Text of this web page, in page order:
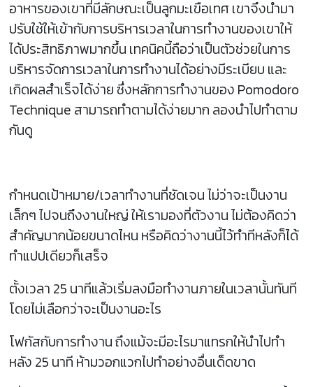
อาหารของเขาที่มีลักษณะเป็นลูกมะเขือเทศ เขาจึงนำมา
ปรับใช้ให้เข้ากับการบริหารเวลาในการทำงานของเขาให้
ได้ประสิทธิภาพมากขึ้น เทคนิคนี้ถือว่าเป็นตัวช่วยในการ
บริหารจัดการเวลาในการทำงานได้อย่างมีระเบียบ และ
เกิดผลสำเร็จได้ง่าย ซึ่งหลักการทำงานของ Pomodoro
Technique สามารถทำตามได้ง่ายมาก ลองนำไปทำตาม
กันดู
กำหนดเป้าหมาย/เวลาทำงานที่ชัดเจน ไม่ว่าจะเป็นงาน
เล็กๆ ไปจนถึงงานใหญ่ ให้เรามองที่ตัวงาน ไม่ต้องคิดว่า
สำคัญมากน้อยขนาดไหน หรือคิดว่างานนี้ไว้ทำทีหลังก็ได้
ทำแปปเดียวก็เสร็จ
ตั้งเวลา 25 นาทีแล้วเริ่มลงมือทำงานภายในเวลานั้นทันที
โดยไม่เลือกว่าจะเป็นงานอะไร
โฟกัสกับการทำงาน ถึงแม้จะมีอะไรมาแทรกให้นำไปทำ
หลัง 25 นาที ห้ามวอกแวกไปทำอย่างอื่นเด็ดขาด